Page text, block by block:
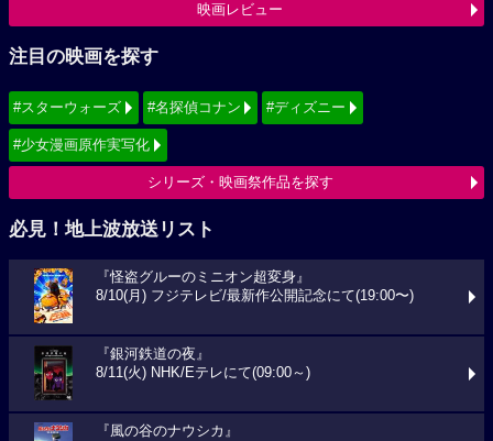
映画レビュー
注目の映画を探す
#スターウォーズ #名探偵コナン #ディズニー
#少女漫画原作実写化
シリーズ・映画祭作品を探す
必見！地上波放送リスト
『怪盗グルーのミニオン超変身』
8/10(月) フジテレビ/最新作公開記念にて(19:00〜)
『銀河鉄道の夜』
8/11(火) NHK/Eテレにて(09:00～)
『風の谷のナウシカ』